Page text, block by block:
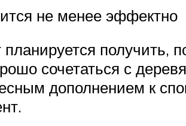
не менее эффектно
получить,
сочетаться с
дополнением к